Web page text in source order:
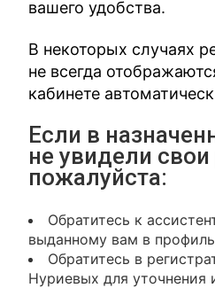
вашего удобства.
В некоторых случаях
не всегда
кабинете
Если в
не увидели
пожалуйста:
Обратитесь к
выданному вам в
Обратитесь в
Нуриевых для уточнения